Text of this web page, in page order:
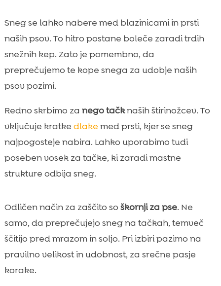
Sneg se lahko nabere med blazinicami in prsti
naših psov. To hitro postane boleče zaradi trdih
snežnih kep. Zato je pomembno, da
preprečujemo te kope snega za udobje naših
psov pozimi.
Redno skrbimo za nego tačknaših štirinožcev. To
vključuje kratke dlake med prsti, kjer se sneg
najpogosteje nabira. Lahko uporabimo tudi
poseben vosek za tačke, ki zaradi mastne
strukture odbija sneg.
Odličen način za zaščito so škornji za pse. Ne
samo, da preprečujejo sneg na tačkah, temveč
ščitijo pred mrazom in soljo. Pri izbiri pazimo na
pravilno velikost in udobnost, za srečne pasje
korake.